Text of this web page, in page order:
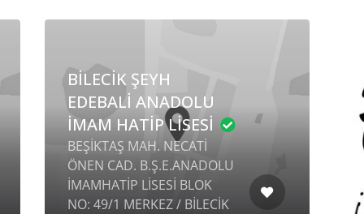
BİLECİK ŞEYH
EDEBALİ ANADOLU
İMAM HATİP LİSESİ
BEŞİKTAŞ MAH. NECATİ
ÖNEN CAD. B.Ş.E.ANADOLU
İMAMHATİP LİSESİ BLOK
NO: 49/1 MERKEZ / BİLECİK